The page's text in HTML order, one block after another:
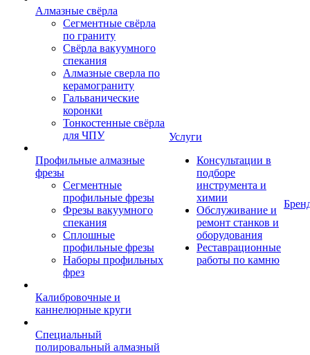
Алмазные свёрла
Сегментные свёрла
по граниту
Свёрла вакуумного
спекания
Алмазные сверла по
керамограниту
Гальванические
коронки
Тонкостенные свёрла
для ЧПУ
Профильные алмазные
фрезы
Сегментные
профильные фрезы
Фрезы вакуумного
спекания
Сплошные
профильные фрезы
Наборы профильных
фрез
Калибровочные и
каннелюрные круги
Специальный
полировальный алмазный
Услуги
Консультации в
подборе
инструмента и
химии
Обслуживание и
ремонт станков и
оборудования
Реставрационные
работы по камню